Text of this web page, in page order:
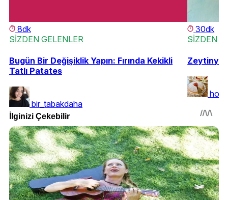
8dk
SİZDEN GELENLER
Bugün Bir Değişiklik Yapın: Fırında Kekikli
Tatlı Patates
bir_tabakdaha
30dk
SİZDEN